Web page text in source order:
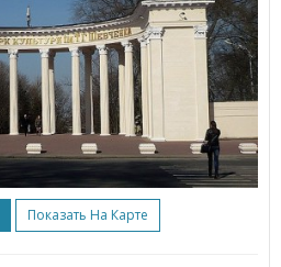
Показать На Карте